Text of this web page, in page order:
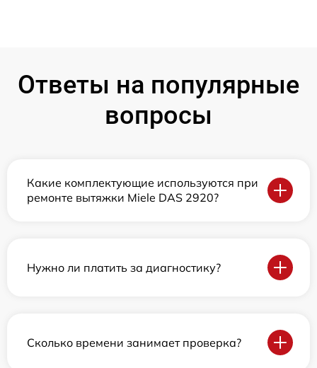
Ответы на популярные
вопросы
Какие комплектующие используются при
ремонте вытяжки Miele DAS 2920?
Нужно ли платить за диагностику?
Сколько времени занимает проверка?